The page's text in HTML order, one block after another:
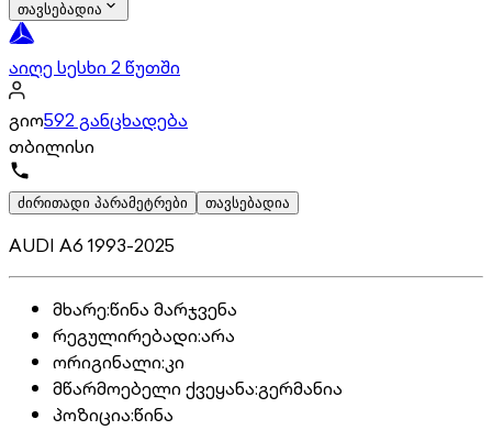
თავსებადია
აიღე სესხი 2 წუთში
გიო592 განცხადება
თბილისი
ძირითადი პარამეტრები თავსებადია
AUDI A6 1993-2025
მხარე:წინა მარჯვენა
რეგულირებადი:არა
ორიგინალი:კი
მწარმოებელი ქვეყანა:გერმანია
პოზიცია:წინა